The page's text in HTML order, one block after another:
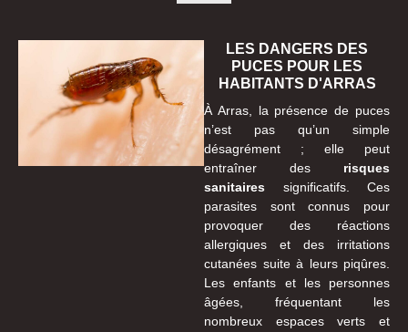
LES DANGERS DES
PUCES POUR LES
HABITANTS D'ARRAS
À Arras, la présence de puces
n’est pas qu’un simple
désagrément ; elle peut
entraîner des risques
sanitaires significatifs. Ces
parasites sont connus pour
provoquer des réactions
allergiques et des irritations
cutanées suite à leurs piqûres.
Les enfants et les personnes
âgées, fréquentant les
nombreux espaces verts et